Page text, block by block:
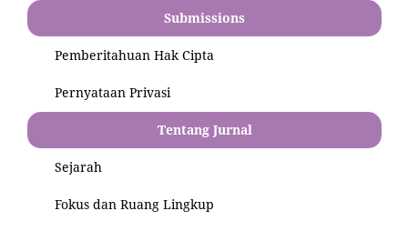
Submissions
Pemberitahuan Hak Cipta
Pernyataan Privasi
Tentang Jurnal
Sejarah
Fokus dan Ruang Lingkup